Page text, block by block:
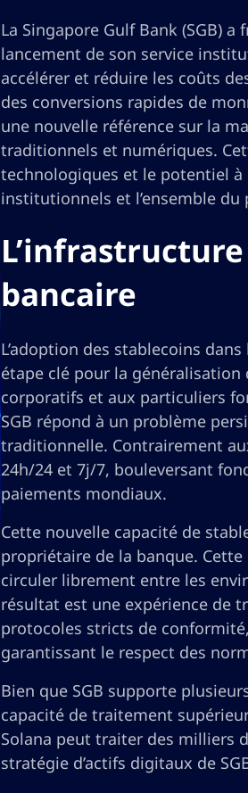
La Singapore Gulf Bank (SGB)
lancement de son service
accélérer et réduire les coûts
des conversions rapides de
une nouvelle référence sur la
traditionnels et numériques.
technologiques et le potentiel à
institutionnels et l’ensemble du
bancaire
L’adoption des stablecoins
étape clé pour la
corporatifs et aux particuliers
SGB répond à un problème
traditionnelle. Contrairement
24h/24 et 7j/7, bouleversant
paiements mondiaux.
Cette nouvelle capacité de
propriétaire de la banque.
circuler librement entre les
résultat est une expérience de
protocoles stricts de
garantissant le respect des
Bien que SGB supporte
capacité de traitement
Solana peut traiter des milliers
stratégie d’actifs digitaux de